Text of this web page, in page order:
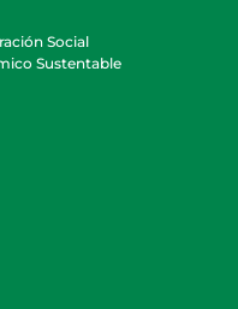
Social
Sustentable